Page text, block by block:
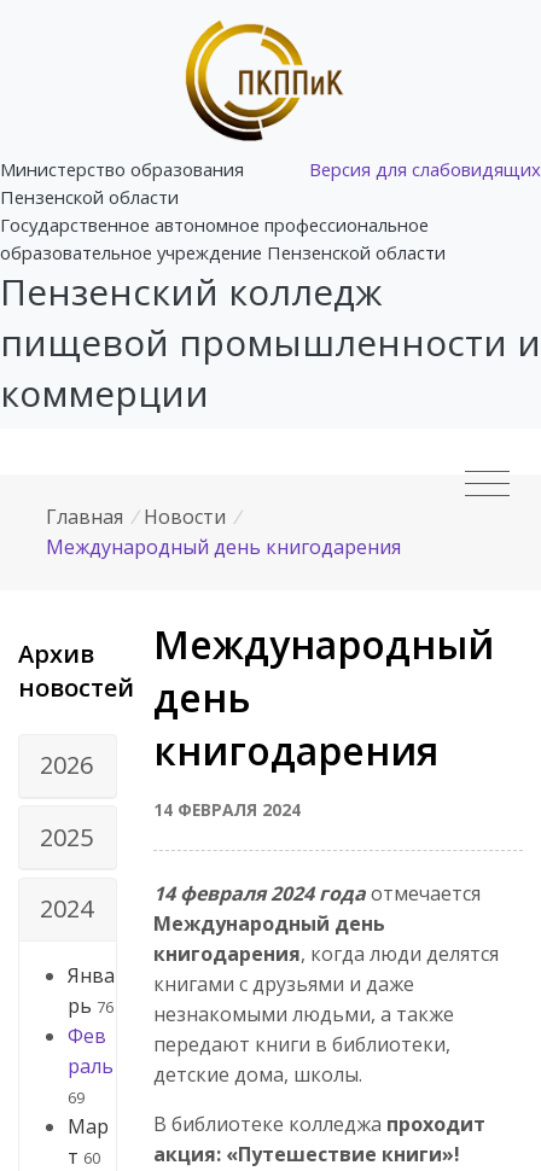
Версия для слабовидящих
Министерство образования
Пензенской области
Государственное автономное профессиональное
образовательное учреждение Пензенской области
Пензенский колледж
пищевой промышленности и
коммерции
Главная / Новости /
Международный день книгодарения
Архив
новостей
2026
2025
2024
Янва
рь 76
Фев
раль
69
Мар
т 60
Международный
день
книгодарения
14 ФЕВРАЛЯ 2024
14 февраля 2024 годаотмечается
Международный день
книгодарения, когда люди делятся
книгами с друзьями и даже
незнакомыми людьми, а также
передают книги в библиотеки,
детские дома, школы.
В библиотеке колледжа проходит
акция: «Путешествие книги»!